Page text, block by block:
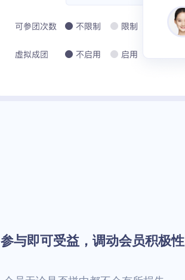
参与即可受益，调动会员积极性